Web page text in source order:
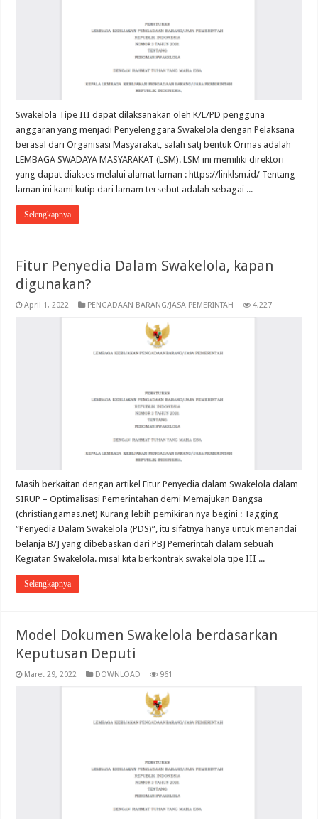
Swakelola Tipe III dapat dilaksanakan oleh K/L/PD pengguna
anggaran yang menjadi Penyelenggara Swakelola dengan Pelaksana
berasal dari Organisasi Masyarakat, salah satj bentuk Ormas adalah
LEMBAGA SWADAYA MASYARAKAT (LSM). LSM ini memiliki direktori
yang dapat diakses melalui alamat laman : https://linklsm.id/ Tentang
laman ini kami kutip dari lamam tersebut adalah sebagai ...
Selengkapnya
Fitur Penyedia Dalam Swakelola, kapan
digunakan?
April 1, 2022 PENGADAAN BARANG/JASA PEMERINTAH 4,227
Masih berkaitan dengan artikel Fitur Penyedia dalam Swakelola dalam
SIRUP – Optimalisasi Pemerintahan demi Memajukan Bangsa
(christiangamas.net) Kurang lebih pemikiran nya begini : Tagging
“Penyedia Dalam Swakelola (PDS)”, itu sifatnya hanya untuk menandai
belanja B/J yang dibebaskan dari PBJ Pemerintah dalam sebuah
Kegiatan Swakelola. misal kita berkontrak swakelola tipe III ...
Selengkapnya
Model Dokumen Swakelola berdasarkan
Keputusan Deputi
Maret 29, 2022 DOWNLOAD 961